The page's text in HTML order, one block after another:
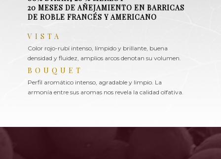
20 MESES DE AÑEJAMIENTO EN BARRICAS
DE ROBLE FRANCÉS Y AMERICANO
VISTA
Color rojo-rubí intenso, límpido y brillante, buena
densidad y fluidez, amplios arcos denotan su volumen.
BOUQUET
Perfil aromático intenso, agradable y limpio. La
armonía entre sus aromas nos revela la calidad olfativa.